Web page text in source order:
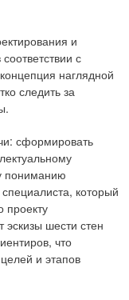
и
с
наглядной
следить за
сформировать
пониманию
который
проекту
эскизы шести стен
что
и этапов